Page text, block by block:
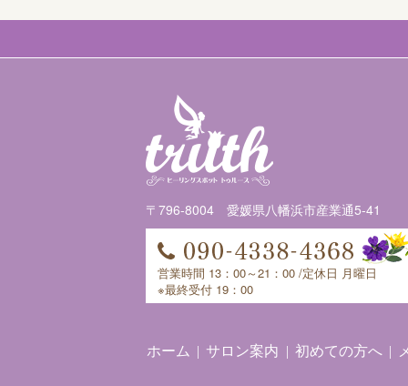
〒796-8004 愛媛県八幡浜市産業通5-41
営業時間 13：00～21：00 /定休日 月曜日
※最終受付 19：00
ホーム サロン案内 初めての方へ